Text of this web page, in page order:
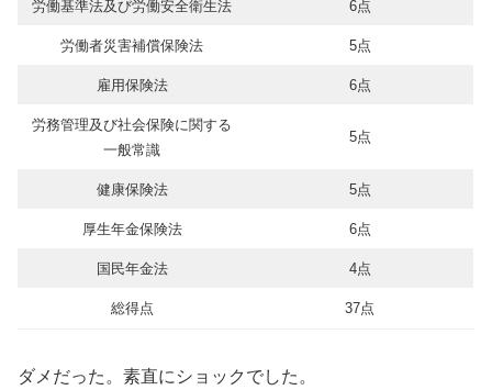
労働基準法及び労働安全衛生法 6点
労働者災害補償保険法 5点
雇用保険法 6点
労務管理及び社会保険に関する
一般常識
5点
健康保険法 5点
厚生年金保険法 6点
国民年金法 4点
総得点 37点
ダメだった。素直にショックでした。